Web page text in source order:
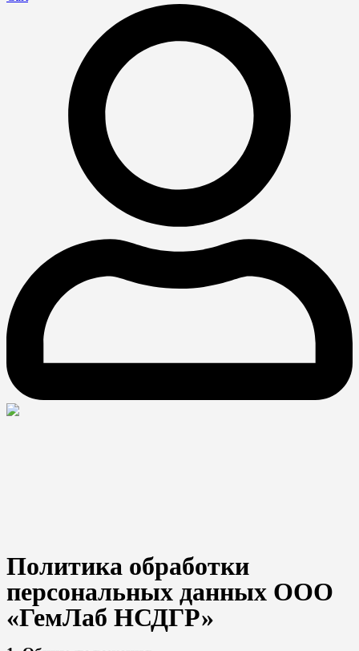
Политика обработки
персональных данных ООО
«ГемЛаб НСДГР»